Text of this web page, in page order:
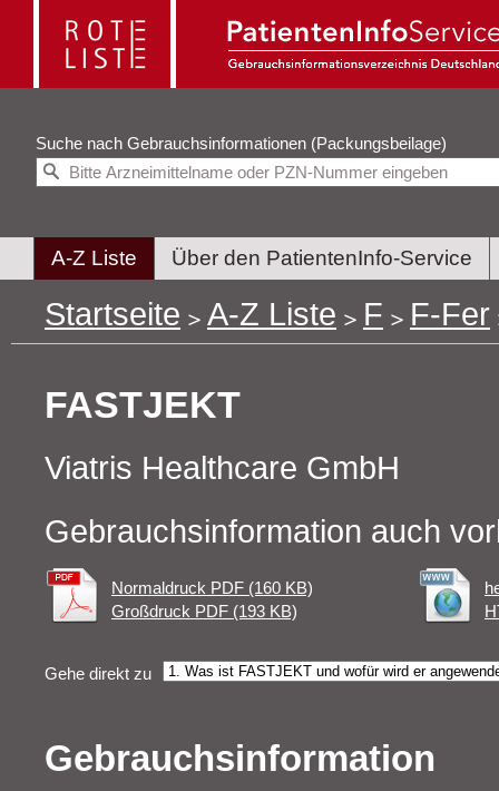
Suche nach Gebrauchsinformationen (Packungsbeilage)
A-Z Liste Über den PatientenInfo-Service
Startseite A-Z Liste F F-Fer
FASTJEKT
Viatris Healthcare GmbH
Gebrauchsinformation auch
Normaldruck PDF (160 KB)
Großdruck PDF (193 KB)
Gehe direkt zu
Gebrauchsinformation